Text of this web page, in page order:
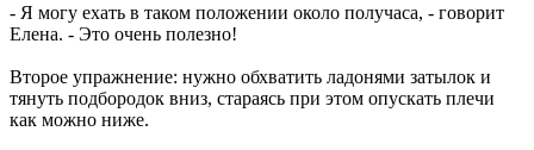
- Я могу ехать в таком положении около получаса, - говорит
Елена. - Это очень полезно!
Второе упражнение: нужно обхватить ладонями затылок и
тянуть подбородок вниз, стараясь при этом опускать плечи
как можно ниже.